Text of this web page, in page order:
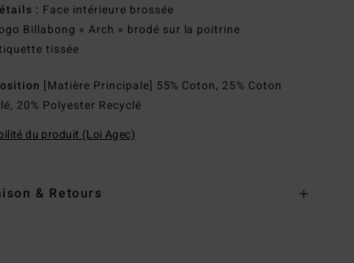
: Face intérieure brossée
Billabong « Arch » brodé sur la poitrine
tissée
[Matière Principale] 55% Coton, 25% Coton
20% Polyester Recyclé
du produit (Loi Agec)
& Retours